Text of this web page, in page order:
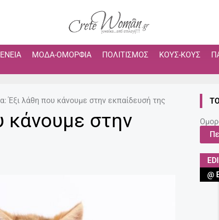
ΜΌΔΑ-ΟΜΟΡΦΙΆ ΠΟΛΙΤΙΣΜΌΣ ΚΟΥΣ-ΚΟΥΣ
Έξι λάθη που κάνουμε στην εκπαίδευσή της
κάνουμε στην
@